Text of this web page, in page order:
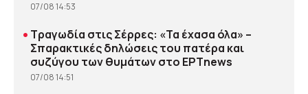
07/08 14:53
• Τραγωδία στις Σέρρες: «Τα έχασα όλα» –
Σπαρακτικές δηλώσεις του πατέρα και
συζύγου των θυμάτων στο ΕΡΤnews
07/08 14:51